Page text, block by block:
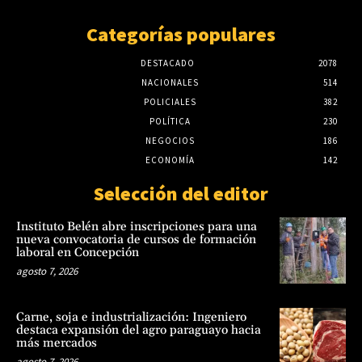
Categorías populares
DESTACADO
2078
NACIONALES
514
POLICIALES
382
POLÍTICA
230
NEGOCIOS
186
ECONOMÍA
142
Selección del editor
Instituto Belén abre inscripciones para una
nueva convocatoria de cursos de formación
laboral en Concepción
agosto 7, 2026
Carne, soja e industrialización: Ingeniero
destaca expansión del agro paraguayo hacia
más mercados